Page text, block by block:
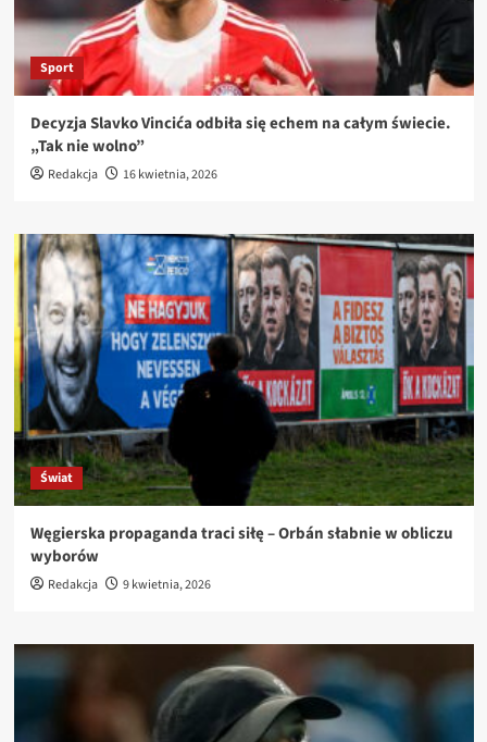
Sport
Decyzja Slavko Vincića odbiła się echem na całym świecie.
„Tak nie wolno”
Redakcja 16 kwietnia, 2026
Świat
Węgierska propaganda traci siłę – Orbán słabnie w obliczu
wyborów
Redakcja 9 kwietnia, 2026